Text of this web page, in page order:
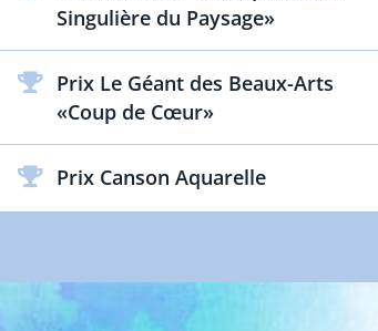
Singulière du Paysage»
Prix Le Géant des Beaux-Arts
«Coup de Cœur»
Prix Canson Aquarelle